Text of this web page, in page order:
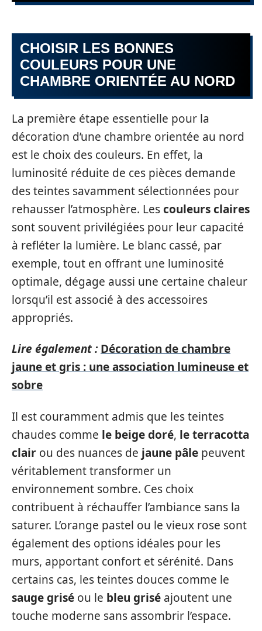
CHOISIR LES BONNES
COULEURS POUR UNE
CHAMBRE ORIENTÉE AU NORD
La première étape essentielle pour la
décoration d’une chambre orientée au nord
est le choix des couleurs. En effet, la
luminosité réduite de ces pièces demande
des teintes savamment sélectionnées pour
rehausser l’atmosphère. Lescouleurs claires
sont souvent privilégiées pour leur capacité
à refléter la lumière. Le blanc cassé, par
exemple, tout en offrant une luminosité
optimale, dégage aussi une certaine chaleur
lorsqu’il est associé à des accessoires
appropriés.
Lire également : Décoration de chambre
jaune et gris : une association lumineuse et
sobre
Il est couramment admis que les teintes
chaudes comme le beige doré, le terracotta
clair ou des nuances de jaune pâle peuvent
véritablement transformer un
environnement sombre. Ces choix
contribuent à réchauffer l’ambiance sans la
saturer. L’orange pastel ou le vieux rose sont
également des options idéales pour les
murs, apportant confort et sérénité. Dans
certains cas, les teintes douces comme le
sauge grisé ou le bleu grisé ajoutent une
touche moderne sans assombrir l’espace.